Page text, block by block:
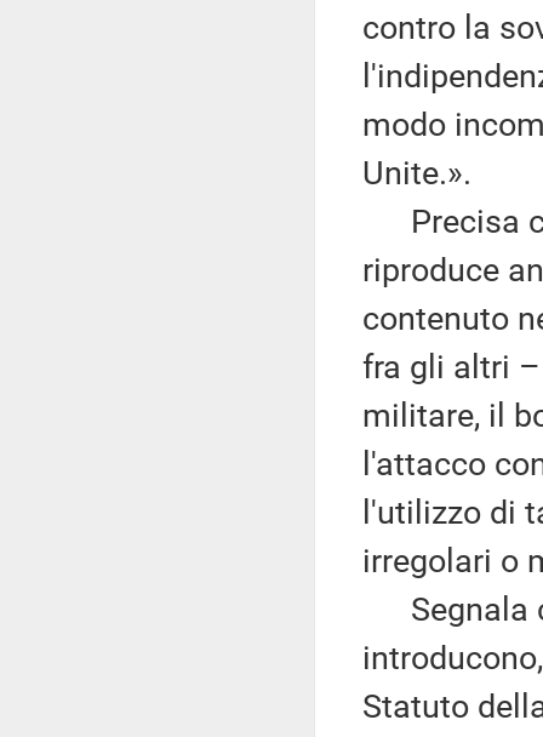
contro la
modo
Unite.».
Precisa
riproduce
contenuto
fra gli altri
militare, il
l'attacco
l'utilizzo di
irregolari o
Segnala
Statuto